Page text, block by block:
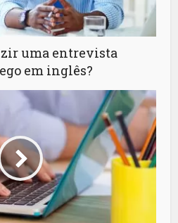
uma entrevista
em inglês?